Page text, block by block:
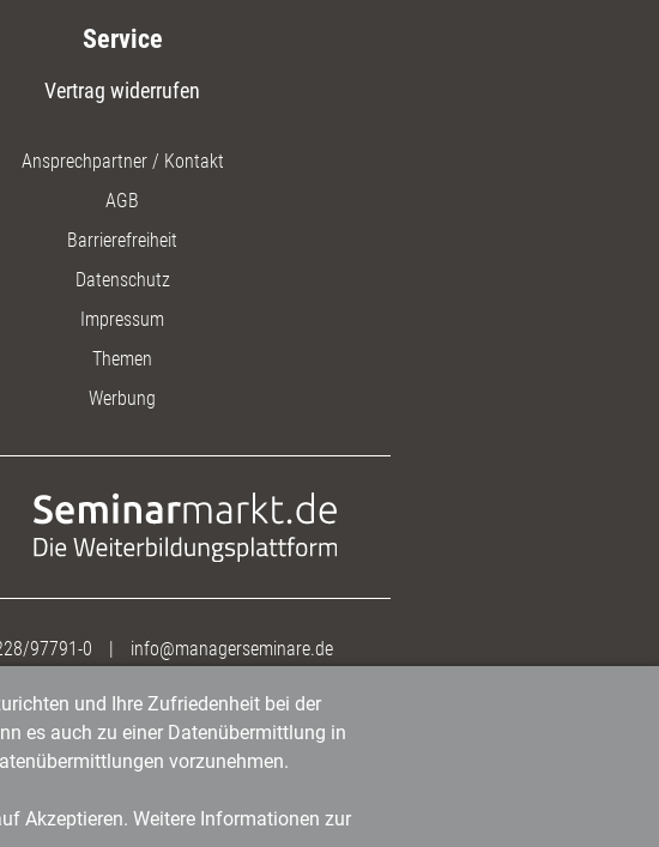
Service
Vertrag widerrufen
Ansprechpartner / Kontakt
AGB
Barrierefreiheit
Datenschutz
Impressum
Themen
Werbung
97791-0 | info@managerseminare.de
und Ihre Zufriedenheit bei der
es auch zu einer Datenübermittlung in
vorzunehmen.
Akzeptieren. Weitere Informationen zur